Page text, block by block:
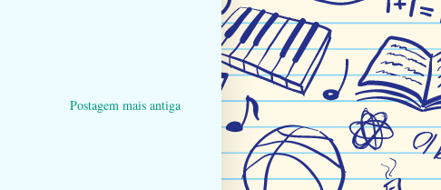
Postagem mais antiga